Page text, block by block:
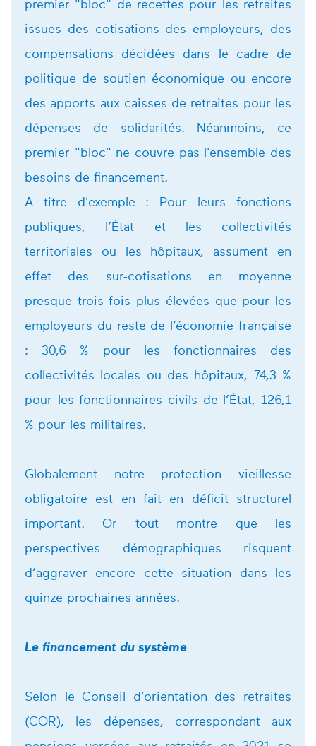
premier "bloc" de recettes pour les retraites
issues des cotisations des employeurs, des
compensations décidées dans le cadre de
politique de soutien économique ou encore
des apports aux caisses de retraites pour les
dépenses de solidarités. Néanmoins, ce
premier "bloc" ne couvre pas l'ensemble des
besoins de financement.
A titre d'exemple : Pour leurs fonctions
publiques, l’État et les collectivités
territoriales ou les hôpitaux, assument en
effet des sur-cotisations en moyenne
presque trois fois plus élevées que pour les
employeurs du reste de l’économie française
: 30,6 % pour les fonctionnaires des
collectivités locales ou des hôpitaux, 74,3 %
pour les fonctionnaires civils de l’État, 126,1
% pour les militaires.
Globalement notre protection vieillesse
obligatoire est en fait en déficit structurel
important. Or tout montre que les
perspectives démographiques risquent
d’aggraver encore cette situation dans les
quinze prochaines années.
Le financement du système
Selon le Conseil d'orientation des retraites
(COR), les dépenses, correspondant aux